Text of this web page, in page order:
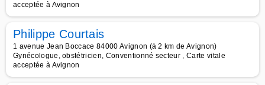
acceptée à Avignon
Philippe Courtais
1 avenue Jean Boccace 84000 Avignon (à 2 km de Avignon)
Gynécologue, obstétricien, Conventionné secteur , Carte vitale
acceptée à Avignon